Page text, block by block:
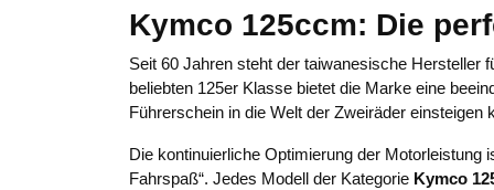
Kymco 125ccm: Die
Seit 60 Jahren steht der taiwanesische Hersteller
beliebten 125er Klasse bietet die Marke eine
Führerschein in die Welt der Zweiräder einsteigen
Die kontinuierliche Optimierung der Motorleistung
Fahrspaß“. Jedes Modell der Kategorie Kymco